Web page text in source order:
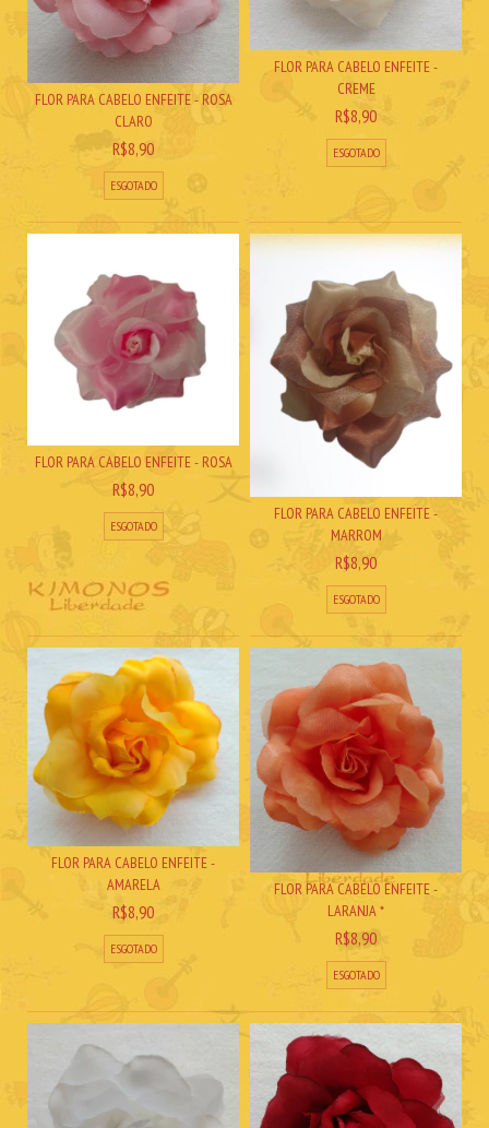
FLOR PARA CABELO ENFEITE - ROSA
CLARO
R$8,90
ESGOTADO
FLOR PARA CABELO ENFEITE -
CREME
R$8,90
ESGOTADO
FLOR PARA CABELO ENFEITE - ROSA
R$8,90
ESGOTADO
FLOR PARA CABELO ENFEITE -
MARROM
R$8,90
ESGOTADO
FLOR PARA CABELO ENFEITE -
AMARELA
R$8,90
ESGOTADO
FLOR PARA CABELO ENFEITE -
LARANJA *
R$8,90
ESGOTADO